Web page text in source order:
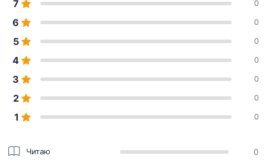
7 0
6 0
5 0
4 0
3 0
2 0
1 0
Читаю 0